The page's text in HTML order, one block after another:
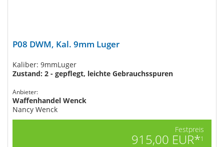
P08 DWM, Kal. 9mm Luger
Kaliber: 9mmLuger
Zustand: 2 - gepflegt, leichte Gebrauchsspuren
Anbieter:
Waffenhandel Wenck
Nancy Wenck
Festpreis
915,00 EUR*1